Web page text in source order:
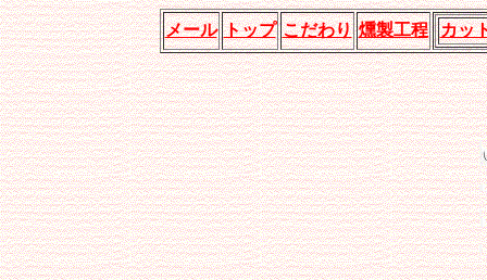
メール トップ こだわり 燻製工程 カッ